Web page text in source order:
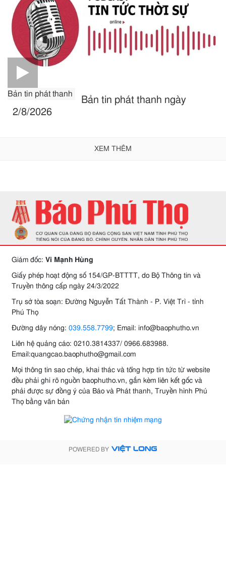
Bản tin phát thanh
Bản tin phát thanh ngày
2/8/2026
XEM THÊM
Giám đốc: Vi Mạnh Hùng
Giấy phép hoạt động số 154/GP-BTTTT, do Bộ Thông tin và
Truyền thông cấp ngày 24/3/2022
Trụ sở tòa soạn: Đường Nguyễn Tất Thành - P. Việt Trì - tỉnh
Phú Thọ
Đường dây nóng: 039.558.7799; Email: info@baophutho.vn
Liên hệ quảng cáo: 0210.3814337/ 0966.683988.
Email:quangcao.baophutho@gmail.com
Mọi thông tin sao chép, khai thác và tổng hợp tin tức từ website
đều phải ghi rõ nguồn baophutho.vn, gắn kèm liên kết gốc và
phải được sự đồng ý của Báo và Phát thanh, Truyền hình Phú
Thọ bằng văn bản
POWERED BY